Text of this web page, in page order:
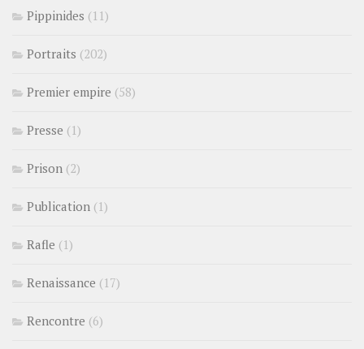
Pippinides (11)
Portraits (202)
Premier empire (58)
Presse (1)
Prison (2)
Publication (1)
Rafle (1)
Renaissance (17)
Rencontre (6)